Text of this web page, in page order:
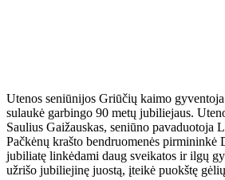
Utenos seniūnijos Griūčių kaimo
sulaukė garbingo 90 metų jubiliejaus.
Saulius Gaižauskas, seniūno pavaduotoja
Pačkėnų krašto bendruomenės pirmininkė
jubiliatę linkėdami daug sveikatos ir ilgų
užrišo jubiliejinę juostą, įteikė puokštę